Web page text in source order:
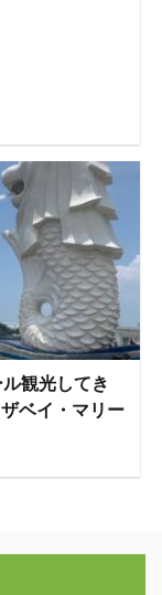
観光してき
ベイ・マリー